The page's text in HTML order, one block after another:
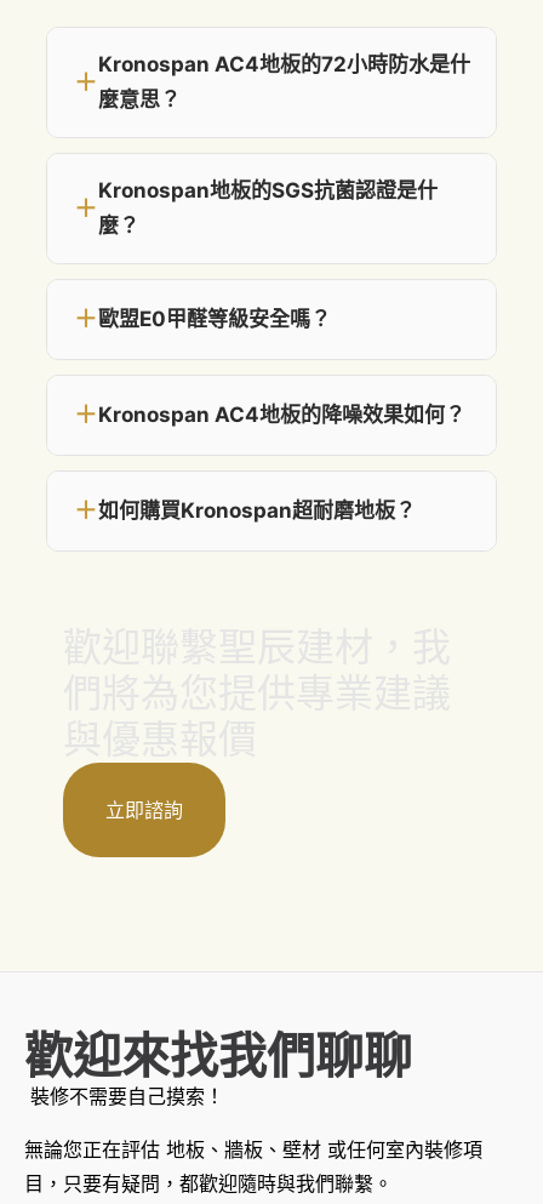
＋
Kronospan AC4地板的72小時防水是什
麼意思？
＋
Kronospan地板的SGS抗菌認證是什
麼？
＋歐盟E0甲醛等級安全嗎？
＋Kronospan AC4地板的降噪效果如何？
＋如何購買Kronospan超耐磨地板？
立即諮詢
歡迎來找我們聊聊
裝修不需要自己摸索！
無論您正在評估 地板、牆板、壁材 或任何室內裝修項
目，只要有疑問，都歡迎隨時與我們聯繫。